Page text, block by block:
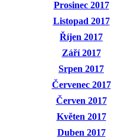
Prosinec 2017
Listopad 2017
Říjen 2017
Září 2017
Srpen 2017
Červenec 2017
Červen 2017
Květen 2017
Duben 2017